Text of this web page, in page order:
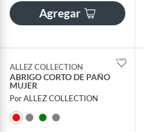
Agregar
ALLEZ COLLECTION
ABRIGO CORTO DE PAÑO
MUJER
Por ALLEZ COLLECTION